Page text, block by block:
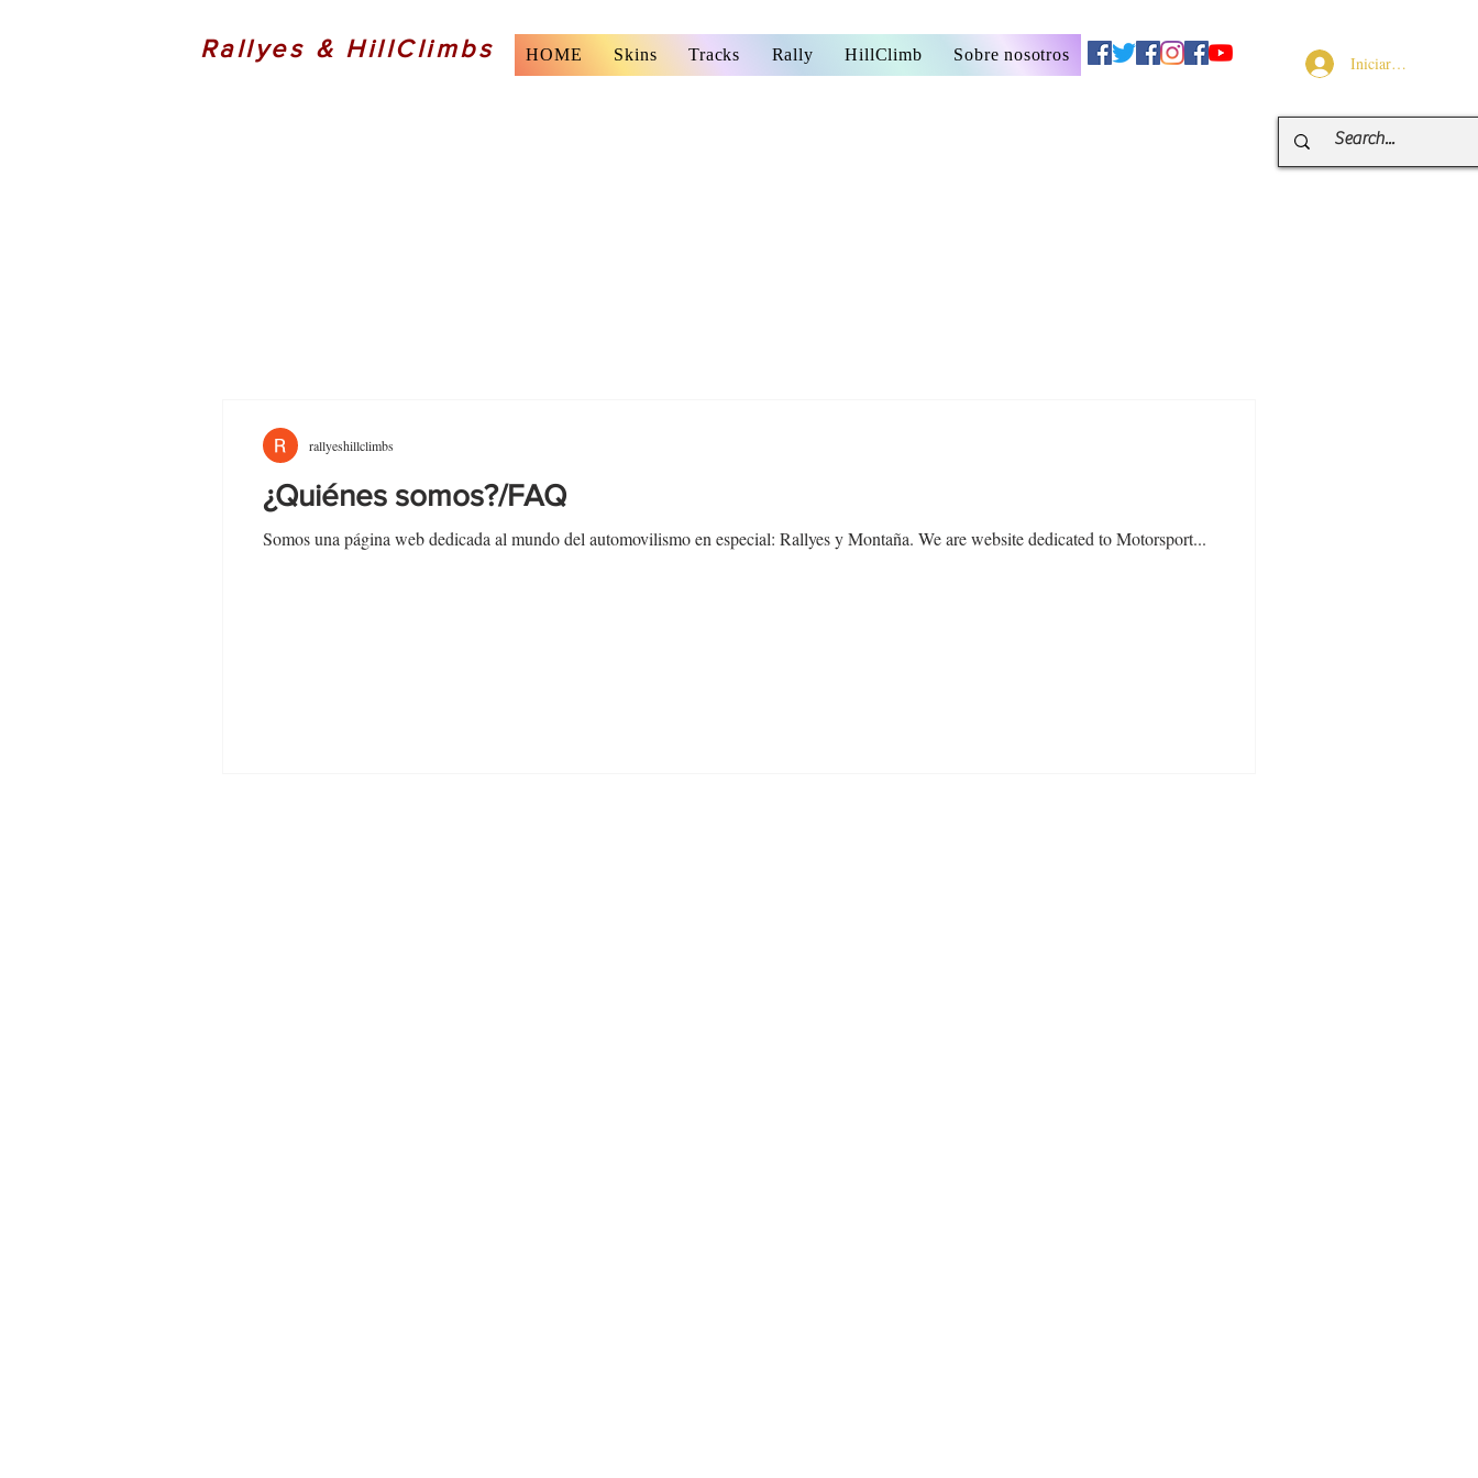
Rallyes & HillClimbs HOME Skins Tracks Rally HillClimb Sobre nosotros Iniciar sesión
¿Quiénes somos?/FAQ
Somos una página web dedicada al mundo del automovilismo en especial: Rallyes y Montaña. We are website dedicated to Motorsport...
rallyeshillclimbs